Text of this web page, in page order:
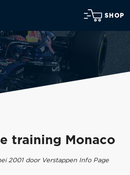
SHOP
training Monaco
2001 door Verstappen Info Page